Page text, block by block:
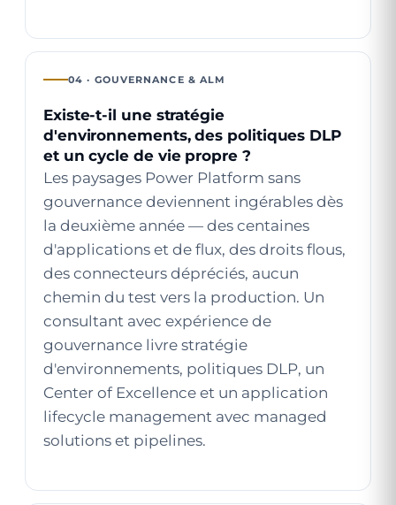
04 · GOUVERNANCE & ALM
Existe-t-il une stratégie
d'environnements, des politiques DLP
et un cycle de vie propre ?
Les paysages Power Platform sans
gouvernance deviennent ingérables dès
la deuxième année — des centaines
d'applications et de flux, des droits flous,
des connecteurs dépréciés, aucun
chemin du test vers la production. Un
consultant avec expérience de
gouvernance livre stratégie
d'environnements, politiques DLP, un
Center of Excellence et un application
lifecycle management avec managed
solutions et pipelines.